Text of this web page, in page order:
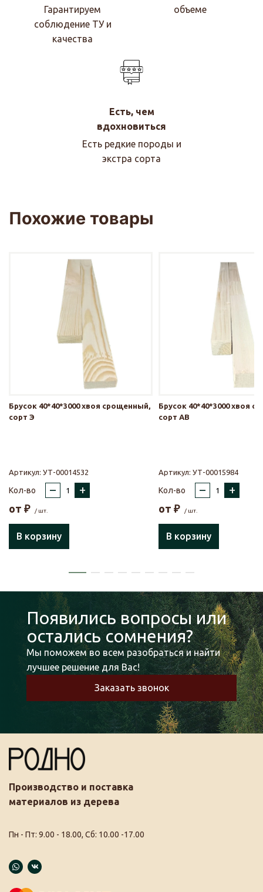
Гарантируем
соблюдение ТУ и
качества
объеме
Есть, чем
вдохновиться
Есть редкие породы и
экстра сорта
Похожие товары
Брусок 40*40*3000 хвоя срощенный,
сорт Э
Артикул: УТ-00014532
Кол-во – +
от ₽ / шт.
В корзину
Брусок 40*40*3000 хвоя
сорт АВ
Артикул: УТ-00015984
Кол-во – +
от ₽ / шт.
В корзину
Появились вопросы или
остались сомнения?
Мы поможем во всем разобраться и найти
лучшее решение для Вас!
Заказать звонок
Производство и поставка
материалов из дерева
Пн - Пт: 9.00 - 18.00, Сб: 10.00 -17.00